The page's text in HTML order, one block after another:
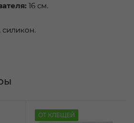
16 см.
силикон.
ОТ КЛЕЩЕЙ